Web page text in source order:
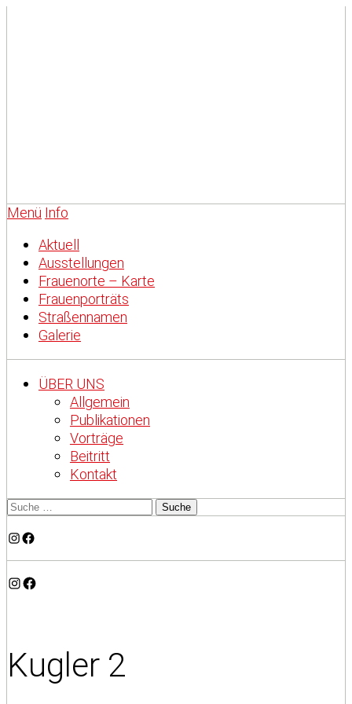
Menü Info
Aktuell
Ausstellungen
Frauenorte – Karte
Frauenporträts
Straßennamen
Galerie
ÜBER UNS
Allgemein
Publikationen
Vorträge
Beitritt
Kontakt
Instagram
Facebook
Instagram
Facebook
Kugler 2